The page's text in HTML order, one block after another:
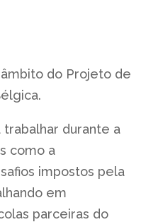
do Projeto de
durante a
como a
impostos pela
em
parceiras do